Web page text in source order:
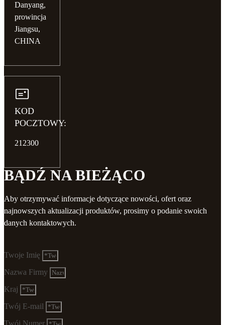
Danyang,
prowincja
Jiangsu,
CHINA
KOD
POCZTOWY:
212300
BĄDŹ NA BIEŻĄCO
Aby otrzymywać informacje dotyczące nowości, ofert oraz
najnowszych aktualizacji produktów, prosimy o podanie swoich
danych kontaktowych.
Twoje Imię
Nazwa Firmy
Kraj
Twój E-mail